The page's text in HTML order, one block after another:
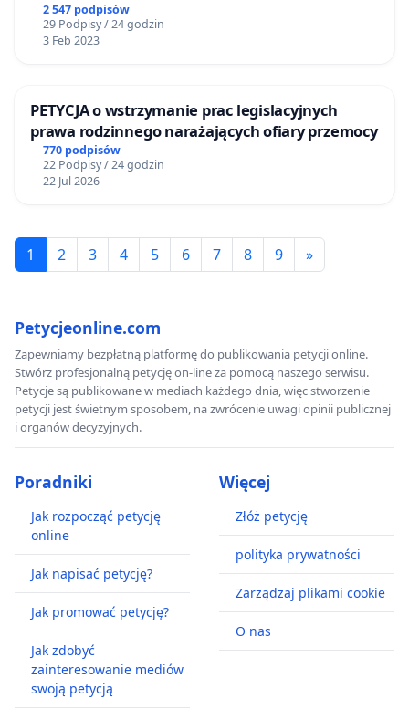
2 547 podpisów
29 Podpisy / 24 godzin
3 Feb 2023
PETYCJA o wstrzymanie prac legislacyjnych
prawa rodzinnego narażających ofiary przemocy
770 podpisów
22 Podpisy / 24 godzin
22 Jul 2026
1 2 3 4 5 6 7 8 9 »
Petycjeonline.com
Zapewniamy bezpłatną platformę do publikowania petycji online.
Stwórz profesjonalną petycję on-line za pomocą naszego serwisu.
Petycje są publikowane w mediach każdego dnia, więc stworzenie
petycji jest świetnym sposobem, na zwrócenie uwagi opinii publicznej
i organów decyzyjnych.
Poradniki
Jak rozpocząć petycję
online
Jak napisać petycję?
Jak promować petycję?
Jak zdobyć
zainteresowanie mediów
swoją petycją
Więcej
Złóż petycję
polityka prywatności
Zarządzaj plikami cookie
O nas